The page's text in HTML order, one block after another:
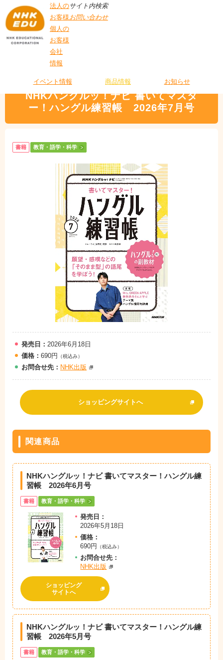
法人の
お客様
個人の
お客様
会社
情報
サイト内検索
お問い合わせ
イベント情報 商品情報 お知らせ
ングル練習帳 2026年7月号
NHKハングルッ！ナビ 書いてマスタ
ー！ハングル練習帳 2026年7月号
書籍 教育・語学・科学
発売日： 2026年6月18日
価格： 690円 （税込み）
お問合せ先： NHK出版
ショッピングサイトへ
関連商品
NHKハングルッ！ナビ 書いてマスター！ハングル練
習帳 2026年6月号
書籍 教育・語学・科学
発売日：
2026年5月18日
価格：
690円
（税込み）
お問合せ先：
NHK出版
ショッピング
サイトへ
NHKハングルッ！ナビ 書いてマスター！ハングル練
習帳 2026年5月号
書籍 教育・語学・科学